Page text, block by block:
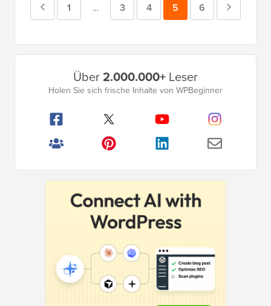
Vorherige
Seite
1
Zwischenseiten
weggelassen
… Seite
3 Seite
4 Seite
5 Seite
6
Seitenleistenmenü
Über2.000.000+ Leser
Holen Sie sich frische Inhalte von WPBeginner